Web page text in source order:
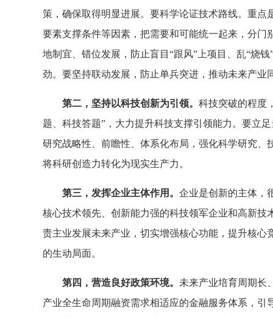
策，确保取得明显进展。要科学论证技术路线。重
要素支撑条件等因素，把需要和可能统一起来，分
地制宜、错位发展，防止盲目“跟风”上项目、乱“烧
劲。要坚持联动发展，防止单兵突进，推动未来产业
第二，坚持以科技创新为引领。 科技突破的程度
题、科技答题”，大力提升科技支撑引领能力。要立
研究战略性、前瞻性、体系化布局，强化科学研究
将科研创造力转化为现实生产力。
第三，发挥企业主体作用。 企业是创新的主体，
核心技术领先、创新能力强的科技领军企业和高新
责主业发展未来产业，切实增强核心功能，提升核
的生动局面。
第四，营造良好政策环境。 未来产业培育周期长
产业全生命周期融资需求相适应的金融服务体系，